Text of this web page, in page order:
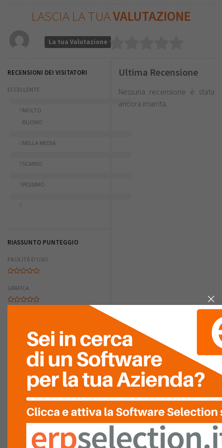
LASCIA LA TUAVALUTAZIONE
La tua Valutazione
RECENSIONI DEI VISITATORI
ECCELLENTE
MOLTO
BUONO
NELLA MEDIA
SCARSO
PESSIMO
RIASSUNTO PUNTEGGIO
FACILITÀ D'USO
GRAFICA
FACILITÀ DI
INTEGRAZIONE
RAPPORTO
QUALITÀ/PREZZO
Ultima Recensione
Nessuna recensione è stata
ancora inserita.